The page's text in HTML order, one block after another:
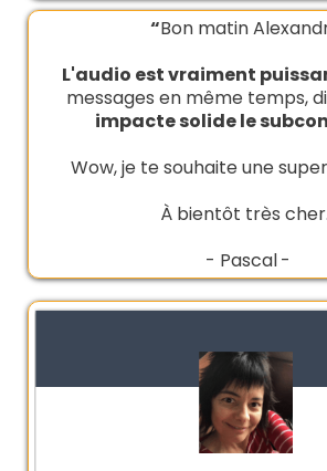
“Bon matin
L'audio est vraiment
messages en même temps,
impacte solide le
Wow, je te souhaite une
À bientôt très
- Pascal-